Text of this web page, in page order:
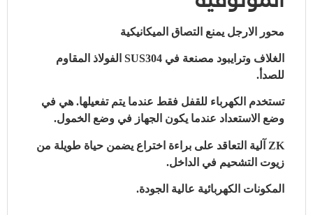
محور الارجل يمنع التصاق الميكانيكية
الغلاف وترايبود مصنعة في SUS304 الفولاذ المقاوم
للصدأ.
تستخدم الكهرباء للقفل فقط عندما يتم تفعيلها. هي في
وضع الاستعداد عندما يكون الجهاز في وضع الخمول.
ZK آلية التعاقد على براءة اختراع يضمن حياة طويلة من
زيوت التشحيم في الداخل.
المكونات الكهربائية عالية الجودة.